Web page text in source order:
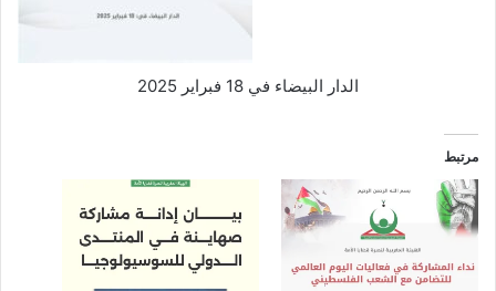
الدار البيضاء في 18 فبراير 2025
مرتبط